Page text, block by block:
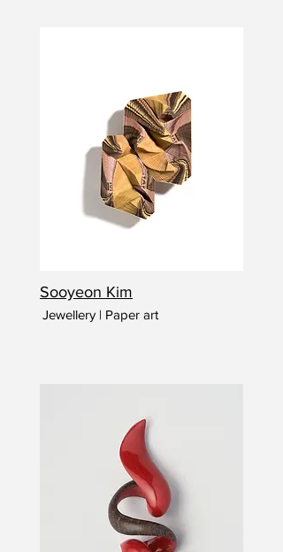
Sooyeon Kim
Jewellery | Paper art